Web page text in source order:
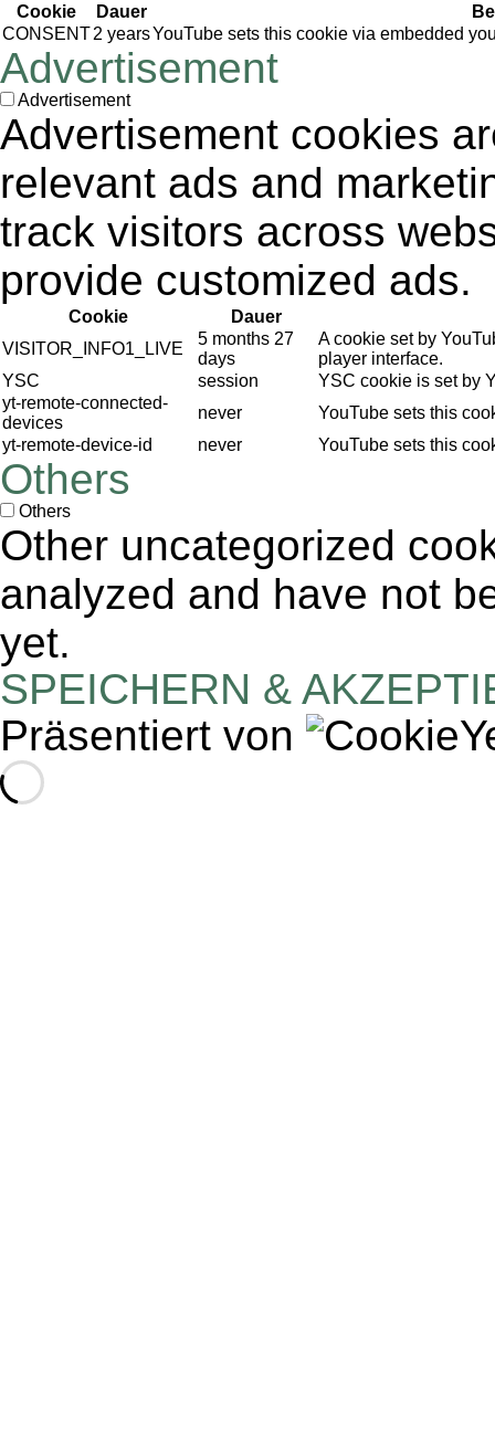
Cookie Dauer
CONSENT2 yearsYouTube sets this cookie via embedded
Advertisement
Advertisement
Advertisement cookies
relevant ads and
track visitors across
provide customized ads.
Cookie
Dauer
VISITOR_INFO1_LIVE
5 months 27
days
A cookie set by
player interface.
YSC
session
YSC cookie is set by
yt-remote-connected-
devices
never
YouTube sets this
yt-remote-device-id
never YouTube sets this
Others
Others
Other uncategorized
analyzed and have not
yet.
SPEICHERN &
Präsentiert von